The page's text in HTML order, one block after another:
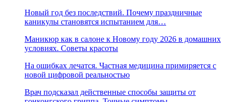
Новый год без последствий. Почему праздничные
каникулы становятся испытанием для…
Маникюр как в салоне к Новому году 2026 в домашних
условиях. Советы красоты
На ошибках лечатся. Частная медицина примиряется с
новой цифровой реальностью
Врач подсказал действенные способы защиты от